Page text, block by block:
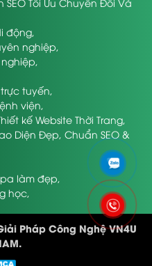
động
nghiệp
tuyến
viện
kế Website Thời Trang
Diện Đẹp, Chuẩn SEO &
làm đẹp
học
Pháp Công Nghệ VN4U